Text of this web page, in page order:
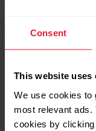
Consent
This website uses
We use cookies to
most relevant ads.
cookies by